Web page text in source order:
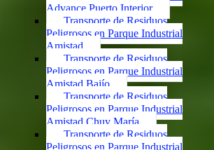
Advance Puerto Interior
Transporte de Residuos
Peligrosos en Parque Industrial
Amistad
Transporte de Residuos
Peligrosos en Parque Industrial
Amistad Bajío
Transporte de Residuos
Peligrosos en Parque Industrial
Amistad Chuy María
Transporte de Residuos
Peligrosos en Parque Industrial